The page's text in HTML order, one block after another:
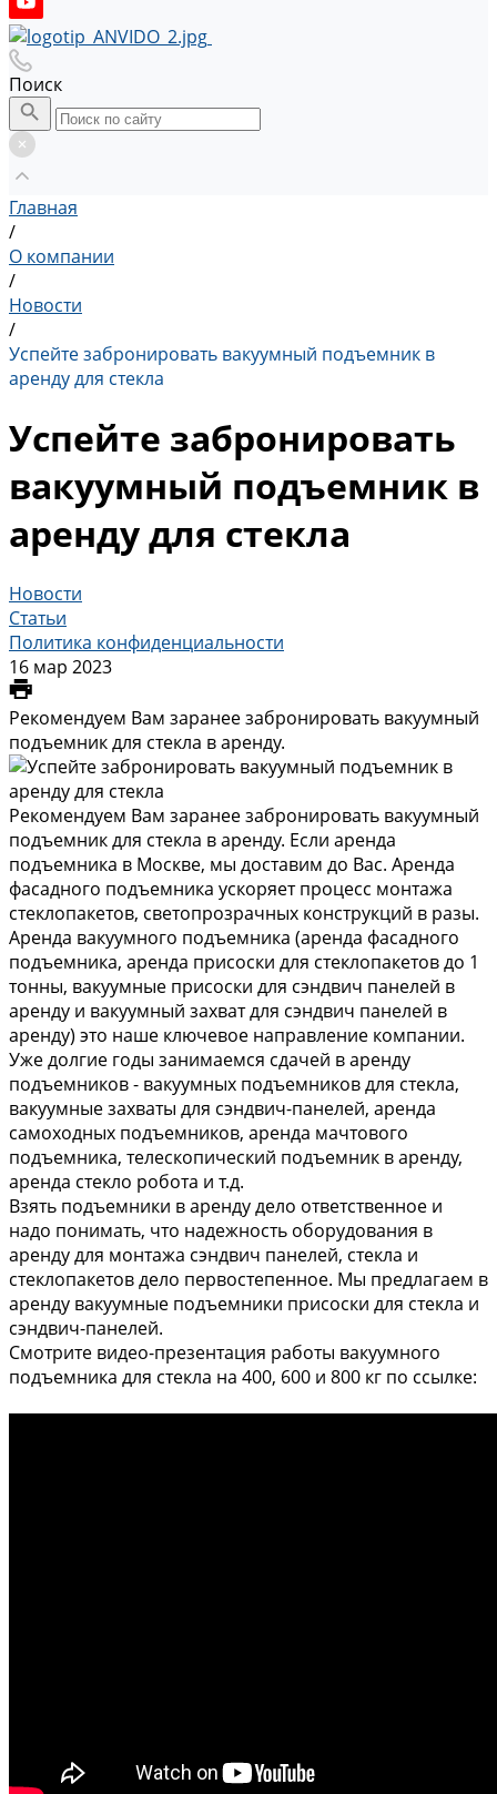
Поиск
Главная
/
О компании
/
Новости
/
Успейте забронировать вакуумный подъемник в
аренду для стекла
Успейте забронировать
вакуумный подъемник в
аренду для стекла
Новости
Статьи
Политика конфиденциальности
16 мар 2023
Рекомендуем Вам заранее забронировать вакуумный
подъемник для стекла в аренду.
Рекомендуем Вам заранее забронировать вакуумный
подъемник для стекла в аренду. Если аренда
подъемника в Москве, мы доставим до Вас. Аренда
фасадного подъемника ускоряет процесс монтажа
стеклопакетов, светопрозрачных конструкций в разы.
Аренда вакуумного подъемника (аренда фасадного
подъемника, аренда присоски для стеклопакетов до 1
тонны, вакуумные присоски для сэндвич панелей в
аренду и вакуумный захват для сэндвич панелей в
аренду) это наше ключевое направление компании.
Уже долгие годы занимаемся сдачей в аренду
подъемников - вакуумных подъемников для стекла,
вакуумные захваты для сэндвич-панелей, аренда
самоходных подъемников, аренда мачтового
подъемника, телескопический подъемник в аренду,
аренда стекло робота и т.д.
Взять подъемники в аренду дело ответственное и
надо понимать, что надежность оборудования в
аренду для монтажа сэндвич панелей, стекла и
стеклопакетов дело первостепенное. Мы предлагаем в
аренду вакуумные подъемники присоски для стекла и
сэндвич-панелей.
Смотрите видео-презентация работы вакуумного
подъемника для стекла на 400, 600 и 800 кг по ссылке: